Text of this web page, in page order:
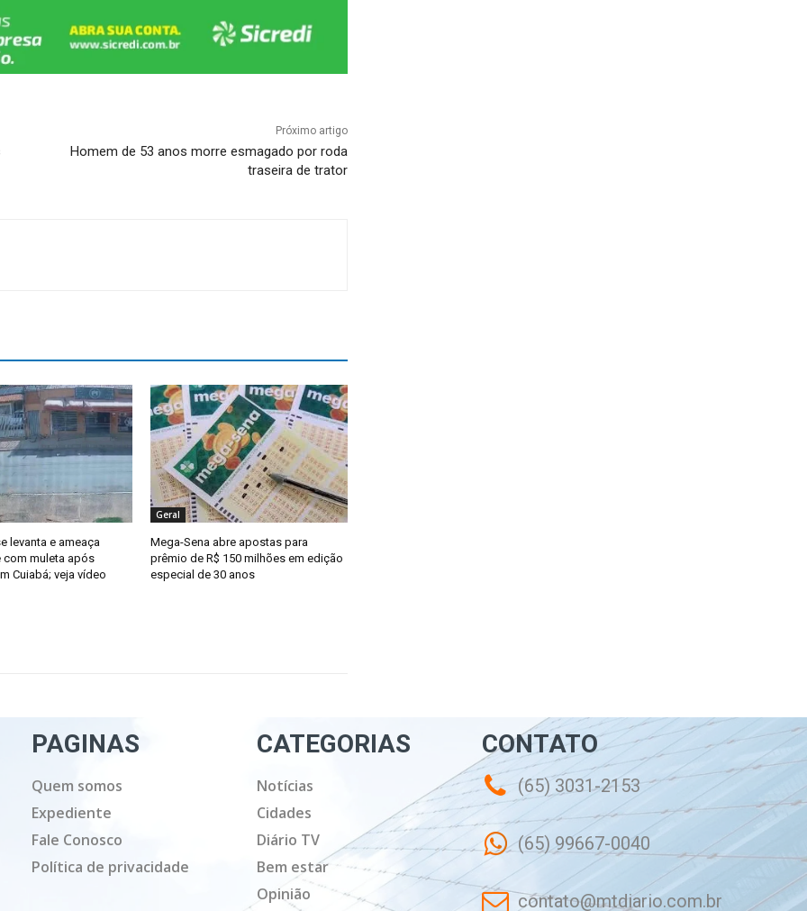
Próximo artigo
Homem de 53 anos morre esmagado por roda
traseira de trator
levanta e ameaça
com muleta após
Cuiabá; veja vídeo
Geral
Mega-Sena abre apostas para
prêmio de R$ 150 milhões em edição
especial de 30 anos
PAGINAS
Quem somos
Expediente
Fale Conosco
Política de privacidade
CATEGORIAS
Notícias
Cidades
Diário TV
Bem estar
Opinião
CONTATO
(65) 3031-2153
(65) 99667-0040
contato@mtdiario.com.br